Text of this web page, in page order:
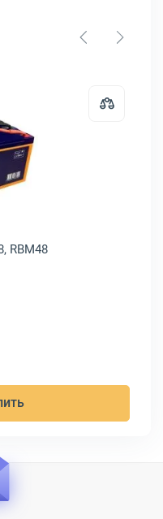
товар: Батарея для ИБП
RBM48